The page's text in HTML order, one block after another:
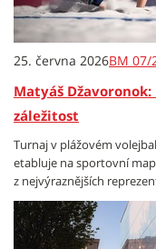
25. června 2026BM 07/
Matyáš
záležitost
Turnaj v plážovém
etabluje na sportovní
z nejvýraznějších